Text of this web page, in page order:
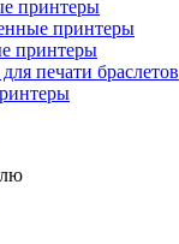
принтеры
принтеры
принтеры
печати браслетов